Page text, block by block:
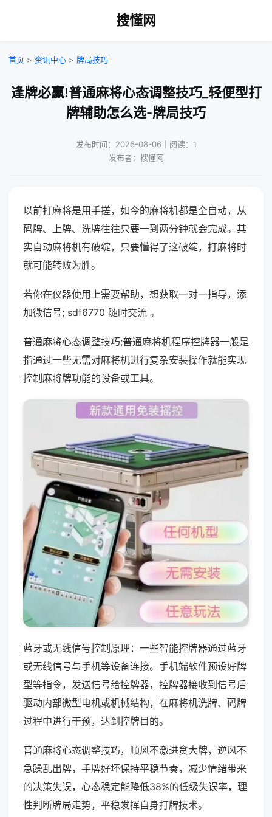
搜懂网
首页 > 资讯中心 > 牌局技巧
逢牌必赢!普通麻将心态调整技巧_轻便型打
牌辅助怎么选-牌局技巧
发布时间：2026-08-06｜阅读：1
发布者：搜懂网
以前打麻将是用手搓，如今的麻将机都是全自动，从
码牌、上牌、洗牌往往只要一到两分钟就会完成。其
实自动麻将机有破绽，只要懂得了这破绽，打麻将时
就可能转败为胜。
若你在仪器使用上需要帮助，想获取一对一指导，添
加微信号; sdf6770 随时交流 。
普通麻将心态调整技巧;普通麻将机程序控牌器一般是
指通过一些无需对麻将机进行复杂安装操作就能实现
控制麻将牌功能的设备或工具。
蓝牙或无线信号控制原理：一些智能控牌器通过蓝牙
或无线信号与手机等设备连接。手机端软件预设好牌
型等指令，发送信号给控牌器，控牌器接收到信号后
驱动内部微型电机或机械结构，在麻将机洗牌、码牌
过程中进行干预，达到控牌目的。
普通麻将心态调整技巧，顺风不激进贪大牌，逆风不
急躁乱出牌，手牌好坏保持平稳节奏，减少情绪带来
的决策失误，心态稳定能降低38%的低级失误率，理
性判断牌局走势，平稳发挥自身打牌技术。